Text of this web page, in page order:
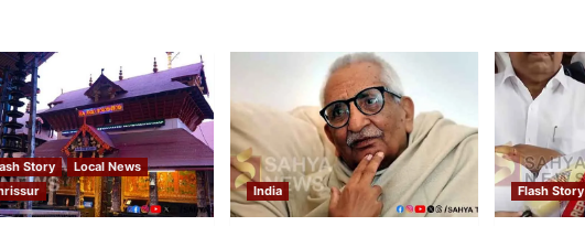
Story
Local News
India Flash Story